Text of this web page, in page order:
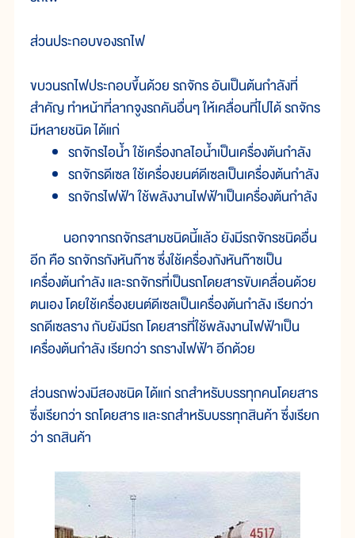
ส่วนประกอบของรถไฟ
ขบวนรถไฟประกอบขึ้นด้วย รถจักร อันเป็นต้นกำลังที่
สำคัญ ทำหน้าที่ลากจูงรถคันอื่นๆ ให้เคลื่อนที่ไปได้ รถจักร
มีหลายชนิด ได้แก่
รถจักรไอน้ำ ใช้เครื่องกลไอน้ำเป็นเครื่องต้นกำลัง
รถจักรดีเซล ใช้เครื่องยนต์ดีเซลเป็นเครื่องต้นกำลัง
รถจักรไฟฟ้า ใช้พลังงานไฟฟ้าเป็นเครื่องต้นกำลัง
นอกจากรถจักรสามชนิดนี้แล้ว ยังมีรถจักรชนิดอื่น
อีก คือ รถจักรกังหันก๊าซ ซึ่งใช้เครื่องกังหันก๊าซเป็น
เครื่องต้นกำลัง และรถจักรที่เป็นรถโดยสารขับเคลื่อนด้วย
ตนเอง โดยใช้เครื่องยนต์ดีเซลเป็นเครื่องต้นกำลัง เรียกว่า
รถดีเซลราง กับยังมีรถ โดยสารที่ใช้พลังงานไฟฟ้าเป็น
เครื่องต้นกำลัง เรียกว่า รถรางไฟฟ้า อีกด้วย
ส่วนรถพ่วงมีสองชนิด ได้แก่ รถสำหรับบรรทุกคนโดยสาร
ซึ่งเรียกว่า รถโดยสาร และรถสำหรับบรรทุกสินค้า ซึ่งเรียก
ว่า รถสินค้า